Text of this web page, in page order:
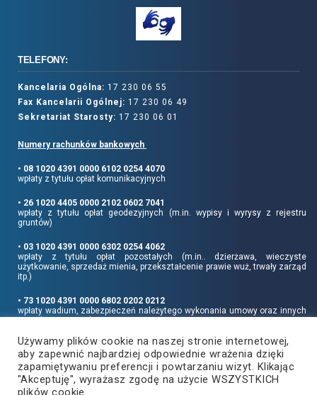
TELEFONY:
Kancelaria Ogólna: 17 230 06 55
Fax Kancelarii Ogólnej: 17 230 06 49
Sekretariat Starosty: 17 230 06 01
Numery rachunków bankowych
• 08 1020 4391 0000 6102 0254 4070
wpłaty z tytułu opłat komunikacyjnych
• 26 1020 4405 0000 2102 0602 7041
wpłaty z tytułu opłat geodezyjnych (m.in. wypisy i wyrysy z rejestru
gruntów)
• 03 1020 4391 0000 6302 0254 4062
wpłaty z tytułu opłat pozostałych (m.in.. dzierżawa, wieczyste
użytkowanie, sprzedaż mienia, przekształcenie prawie wuż, trwały zarząd
itp.)
• 73 1020 4391 0000 6802 0202 0212
wpłaty wadium, zabezpieczeń należytego wykonania umowy oraz innych
Informujemy, że opłatę skarbową należy uiszczać na rachunek Urzędu
Miasta Rzeszowa:
• 90 1240 6960 3851 0062 0000 0423
Używamy plików cookie na naszej stronie internetowej,
aby zapewnić najbardziej odpowiednie wrażenia dzięki
zapamiętywaniu preferencji i powtarzaniu wizyt. Klikając
"Akceptuję", wyrażasz zgodę na użycie WSZYSTKICH
plików cookie.